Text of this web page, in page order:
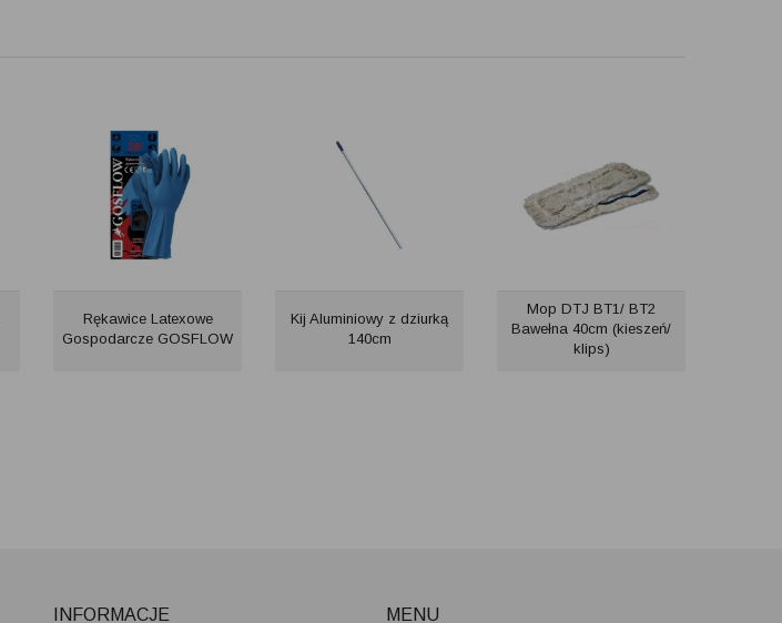
Rękawice Latexowe
Gospodarcze GOSFLOW
Kij Aluminiowy z dziurką
140cm
Mop DTJ BT1/ BT2
Bawełna 40cm (kieszeń/
klips)
INFORMACJE MENU